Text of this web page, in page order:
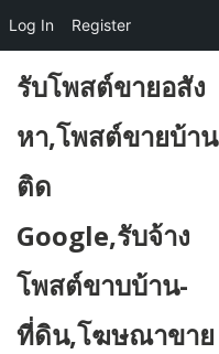
content
รับโพสต์ขายอสัง
หา,โพสต์ขายบ้าน
ติด
Google,รับจ้าง
โพสต์ขาบบ้าน-
ที่ดิน,โฆษณาขาย
Log In Register